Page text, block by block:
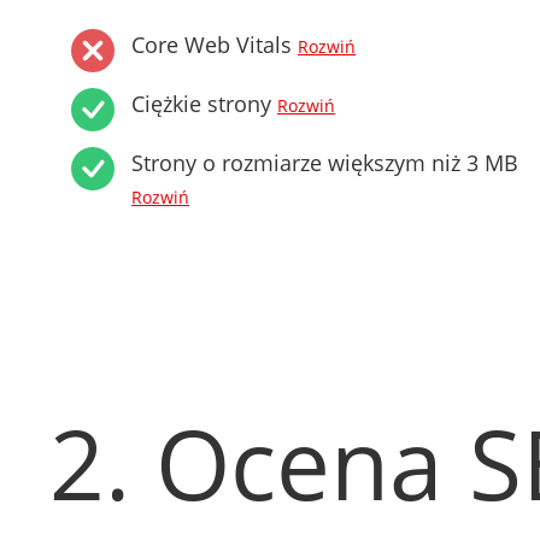
Core Web Vitals Rozwiń
Ciężkie strony Rozwiń
Strony o rozmiarze większym niż 3 MB
Rozwiń
2. Ocena